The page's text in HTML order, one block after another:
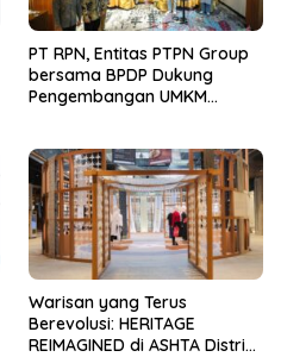
PT RPN, Entitas PTPN Group
bersama BPDP Dukung
Pengembangan UMKM
Warisan yang Terus
Berevolusi: HERITAGE
REIMAGINED di ASHTA District